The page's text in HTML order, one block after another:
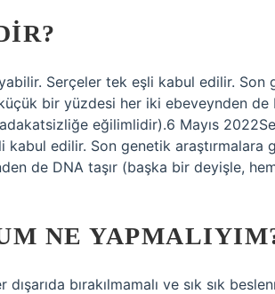
Serçeler tek eşli kabul edilir. Son
bir yüzdesi her iki ebeveynden de
eğilimlidir).6 Mayıs
kabul edilir. Son genetik araştırmalara
de DNA taşır (başka bir deyişle,
NE
bırakılmamalı ve sık sık